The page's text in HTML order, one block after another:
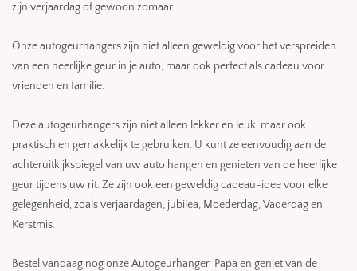
zijn verjaardag of gewoon zomaar.
Onze autogeurhangers zijn niet alleen geweldig voor het verspreiden
van een heerlijke geur in je auto, maar ook perfect als cadeau voor
vrienden en familie.
Deze autogeurhangers zijn niet alleen lekker en leuk, maar ook
praktisch en gemakkelijk te gebruiken. U kunt ze eenvoudig aan de
achteruitkijkspiegel van uw auto hangen en genieten van de heerlijke
geur tijdens uw rit. Ze zijn ook een geweldig cadeau-idee voor elke
gelegenheid, zoals verjaardagen, jubilea, Moederdag, Vaderdag en
Kerstmis.
Bestel vandaag nog onze Autogeurhanger Papa en geniet van de